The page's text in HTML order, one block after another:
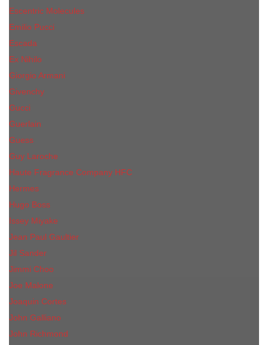
Escentric Molecules
Emilio Pucci
Escada
Ex Nihilo
Giorgio Armani
Givenchy
Gucci
Guerlain
Guess
Guy Laroche
Haute Fragrance Company HFC
Hermes
Hugo Boss
Issey Miyake
Jean Paul Gaultier
Jil Sander
Jimmi Choo
Jое Malоnе
Joaquin Cortes
John Galliano
John Richmond